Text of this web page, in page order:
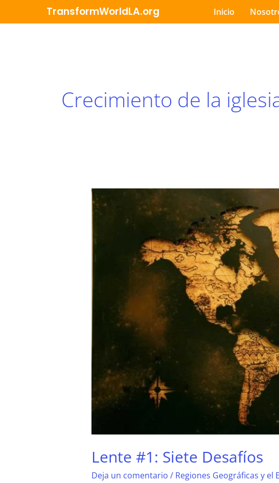
al
TransformWorldLA.org Inicio
Crecimiento de la
Lente #1: Siete Desafíos
Deja un comentario / Regiones Geográficas y el
Lente
#1: